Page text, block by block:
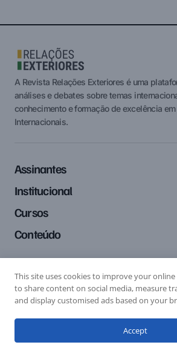
A Revista Relações Exteriores é uma
análises e debates sobre temas
conhecimento e formação de excelência em
Internacionais.
Assinantes
Institucional
Cursos
Conteúdo
Siga-nos
Submissão de Resenha
© 2024 Relações Exteriores. All Rights Reserved.
This site uses cookies to improve your
to share content on social media, measure
and display customised ads based on your
Accept